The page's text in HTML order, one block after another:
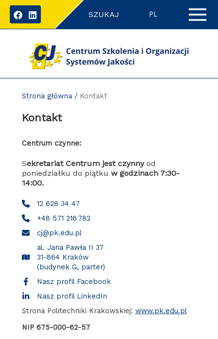
Przejdź
zawartości
SZUKAJ PL
Strona główna/ Kontakt
Kontakt
Centrum czynne:
Sekretariat Centrum jest czynnyod
poniedziałku do piątku w godzinach 7:30-
14:00.
12 628 34 47
+48 571 216 782
cj@pk.edu.pl
al. Jana Pawła II 37
31-864 Kraków
(budynek G, parter)
Nasz profil Facebook
Nasz profil LinkedIn
Strona Politechniki Krakowskiej: www.pk.edu.pl
NIP 675-000-62-57